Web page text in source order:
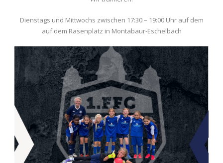
Dienstags und Mittwochs zwischen 17:30 – 19:00 Uhr auf dem
auf dem Rasenplatz in Montabaur-Eschelbach